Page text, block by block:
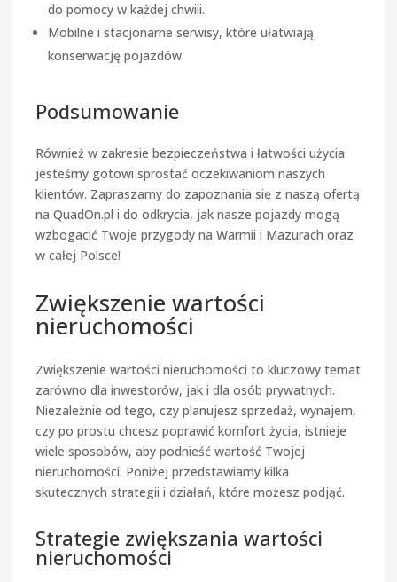
do pomocy w każdej chwili.
Mobilne i stacjonarne serwisy, które ułatwiają
konserwację pojazdów.
Podsumowanie
Również w zakresie bezpieczeństwa i łatwości użycia
jesteśmy gotowi sprostać oczekiwaniom naszych
klientów. Zapraszamy do zapoznania się z naszą ofertą
na QuadOn.pl i do odkrycia, jak nasze pojazdy mogą
wzbogacić Twoje przygody na Warmii i Mazurach oraz
w całej Polsce!
Zwiększenie wartości
nieruchomości
Zwiększenie wartości nieruchomości to kluczowy temat
zarówno dla inwestorów, jak i dla osób prywatnych.
Niezależnie od tego, czy planujesz sprzedaż, wynajem,
czy po prostu chcesz poprawić komfort życia, istnieje
wiele sposobów, aby podnieść wartość Twojej
nieruchomości. Poniżej przedstawiamy kilka
skutecznych strategii i działań, które możesz podjąć.
Strategie zwiększania wartości
nieruchomości